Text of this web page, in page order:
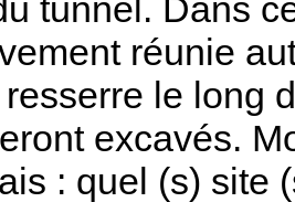
tunnel. Dans
réunie
resserre le long
excavés.
: quel (s) site